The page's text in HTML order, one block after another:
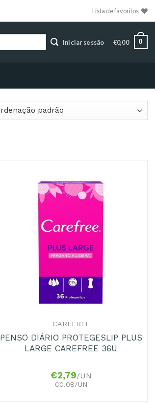
Lista de favoritos
Iniciar sessão €0,00 0
CAREFREE
PENSO DIÁRIO PROTEGESLIP PLUS
LARGE CAREFREE 36U
€2,79/UN
€0.08/UN